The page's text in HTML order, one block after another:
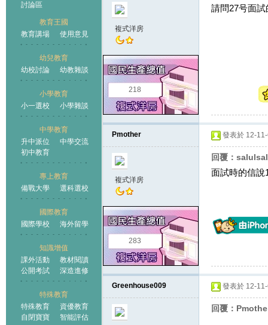
討論區
教育王國
教育講場
使用意見
幼兒教育
幼校討論
幼教雜談
小學教育
小一選校
小學雜談
中學教育
升中派位
中學交流
初中教育
專上教育
備戰大學
選科選校
國際教育
國際學校
海外留學
知識增值
課外活動
教材閱讀
公開考試
深造進修
特殊教育
特殊教育
資優教育
自閉寶寶
智能評估
王國
複式洋房
218
請問27号面
Pmother
複式洋房
283
發表於 12-
回覆：
面試時的信說
Greenhouse009 發表於 12-
回覆：